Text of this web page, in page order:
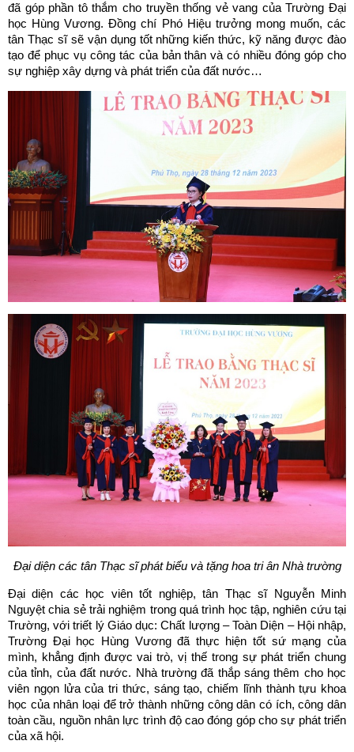
đã góp phần tô thắm cho truyền thống vẻ vang của Trường Đại
học Hùng Vương. Đồng chí Phó Hiệu trưởng mong muốn, các
tân Thạc sĩ sẽ vận dụng tốt những kiến thức, kỹ năng được đào
tạo để phục vụ công tác của bản thân và có nhiều đóng góp cho
sự nghiệp xây dựng và phát triển của đất nước…
Đại diện các tân Thạc sĩ phát biểu và tặng hoa tri ân Nhà trường
Đại diện các học viên tốt nghiệp, tân Thạc sĩ Nguyễn Minh
Nguyệt chia sẻ trải nghiệm trong quá trình học tập, nghiên cứu tại
Trường, với triết lý Giáo dục: Chất lượng – Toàn Diện – Hội nhập,
Trường Đại học Hùng Vương đã thực hiện tốt sứ mạng của
mình, khẳng định được vai trò, vị thế trong sự phát triển chung
của tỉnh, của đất nước. Nhà trường đã thắp sáng thêm cho học
viên ngọn lửa của tri thức, sáng tạo, chiếm lĩnh thành tựu khoa
học của nhân loại để trở thành những công dân có ích, công dân
toàn cầu, nguồn nhân lực trình độ cao đóng góp cho sự phát triển
của xã hội.